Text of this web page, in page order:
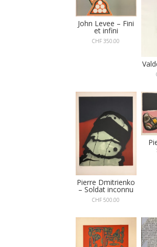
John Levee – Fini
et infini
CHF 350.00
Pierre Dmitrienko
– Soldat inconnu
CHF 500.00